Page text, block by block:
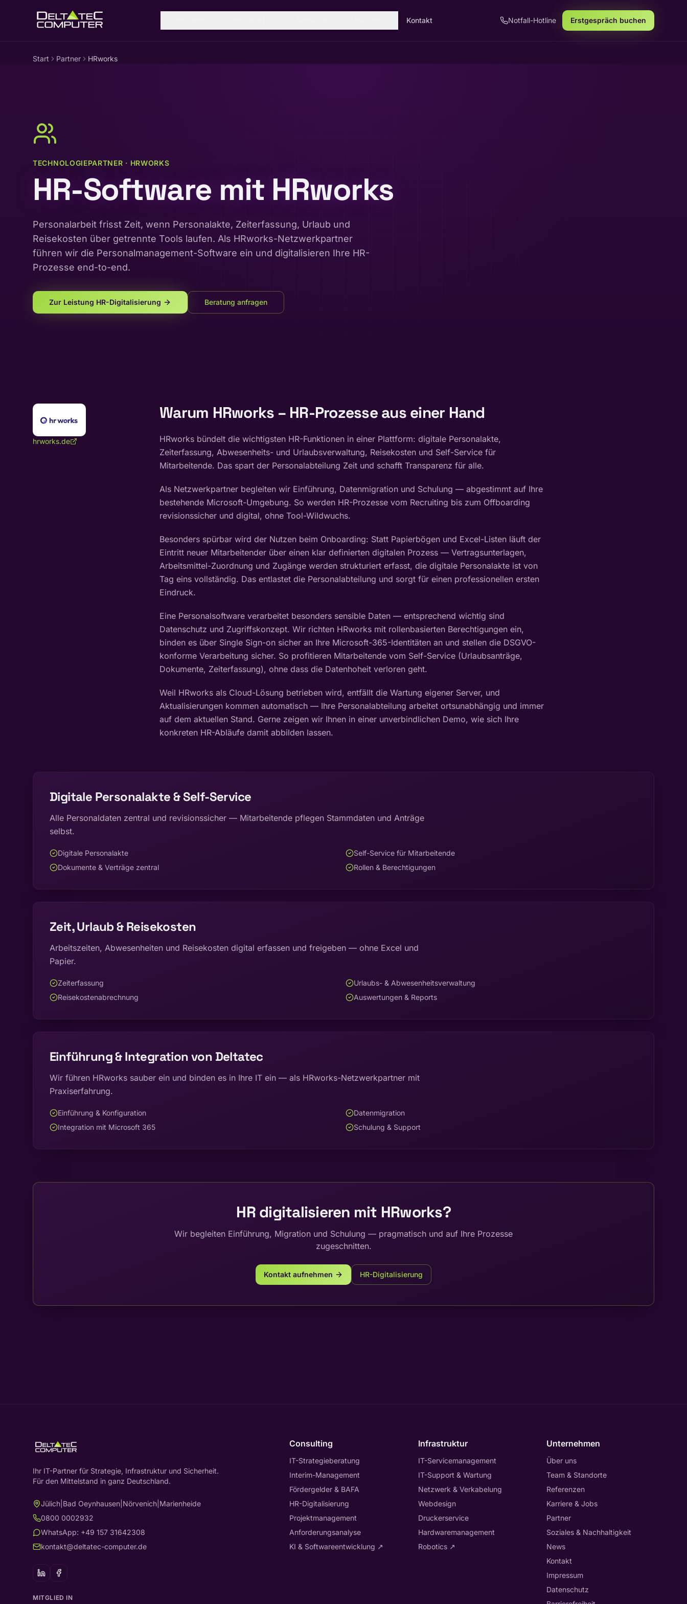
Kontakt Notfall-Hotline Erstgespräch buchen
Start Partner HRworks
TECHNOLOGIEPARTNER · HRWORKS
HR-Software mit HRworks
Personalarbeit frisst Zeit, wenn Personalakte, Zeiterfassung, Urlaub und
Reisekosten über getrennte Tools laufen. Als HRworks-Netzwerkpartner
führen wir die Personalmanagement-Software ein und digitalisieren Ihre HR-
Prozesse end-to-end.
Zur Leistung HR-Digitalisierung Beratung anfragen
hrworks.de
Warum HRworks – HR-Prozesse aus einer Hand
HRworks bündelt die wichtigsten HR-Funktionen in einer Plattform: digitale Personalakte,
Zeiterfassung, Abwesenheits- und Urlaubsverwaltung, Reisekosten und Self-Service für
Mitarbeitende. Das spart der Personalabteilung Zeit und schafft Transparenz für alle.
Als Netzwerkpartner begleiten wir Einführung, Datenmigration und Schulung — abgestimmt auf Ihre
bestehende Microsoft-Umgebung. So werden HR-Prozesse vom Recruiting bis zum Offboarding
revisionssicher und digital, ohne Tool-Wildwuchs.
Besonders spürbar wird der Nutzen beim Onboarding: Statt Papierbögen und Excel-Listen läuft der
Eintritt neuer Mitarbeitender über einen klar definierten digitalen Prozess — Vertragsunterlagen,
Arbeitsmittel-Zuordnung und Zugänge werden strukturiert erfasst, die digitale Personalakte ist von
Tag eins vollständig. Das entlastet die Personalabteilung und sorgt für einen professionellen ersten
Eindruck.
Eine Personalsoftware verarbeitet besonders sensible Daten — entsprechend wichtig sind
Datenschutz und Zugriffskonzept. Wir richten HRworks mit rollenbasierten Berechtigungen ein,
binden es über Single Sign-on sicher an Ihre Microsoft-365-Identitäten an und stellen die DSGVO-
konforme Verarbeitung sicher. So profitieren Mitarbeitende vom Self-Service (Urlaubsanträge,
Dokumente, Zeiterfassung), ohne dass die Datenhoheit verloren geht.
Weil HRworks als Cloud-Lösung betrieben wird, entfällt die Wartung eigener Server, und
Aktualisierungen kommen automatisch — Ihre Personalabteilung arbeitet ortsunabhängig und immer
auf dem aktuellen Stand. Gerne zeigen wir Ihnen in einer unverbindlichen Demo, wie sich Ihre
konkreten HR-Abläufe damit abbilden lassen.
Digitale Personalakte & Self-Service
Alle Personaldaten zentral und revisionssicher — Mitarbeitende pflegen Stammdaten und Anträge
selbst.
Digitale Personalakte
Self-Service für Mitarbeitende
Dokumente & Verträge zentral
Rollen & Berechtigungen
Zeit, Urlaub & Reisekosten
Arbeitszeiten, Abwesenheiten und Reisekosten digital erfassen und freigeben — ohne Excel und
Papier.
Zeiterfassung
Urlaubs- & Abwesenheitsverwaltung
Reisekostenabrechnung
Auswertungen & Reports
Einführung & Integration von Deltatec
Wir führen HRworks sauber ein und binden es in Ihre IT ein — als HRworks-Netzwerkpartner mit
Praxiserfahrung.
Einführung & Konfiguration
Datenmigration
Integration mit Microsoft 365
Schulung & Support
HR digitalisieren mit HRworks?
Wir begleiten Einführung, Migration und Schulung — pragmatisch und auf Ihre Prozesse
zugeschnitten.
Kontakt aufnehmen HR-Digitalisierung
Ihr IT-Partner für Strategie, Infrastruktur und Sicherheit.
Für den Mittelstand in ganz Deutschland.
Jülich Bad Oeynhausen Nörvenich Marienheide
0800 0002932
WhatsApp: +49 157 31642308
kontakt@deltatec-computer.de
MITGLIED IN
Consulting
IT-Strategieberatung
Interim-Management
Fördergelder & BAFA
HR-Digitalisierung
Projektmanagement
Anforderungsanalyse
KI & Softwareentwicklung ↗
Infrastruktur
IT-Servicemanagement
IT-Support & Wartung
Netzwerk & Verkabelung
Webdesign
Druckerservice
Hardwaremanagement
Robotics ↗
Unternehmen
Über uns
Team & Standorte
Referenzen
Karriere & Jobs
Partner
Soziales & Nachhaltigkeit
News
Kontakt
Impressum
Datenschutz